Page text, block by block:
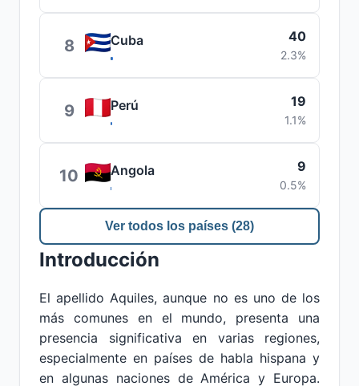
8 Cuba 40
2.3%
9 Perú 19
1.1%
10 Angola 9
0.5%
Ver todos los países (28)
Introducción
El apellido Aquiles, aunque no es uno de los
más comunes en el mundo, presenta una
presencia significativa en varias regiones,
especialmente en países de habla hispana y
en algunas naciones de América y Europa.